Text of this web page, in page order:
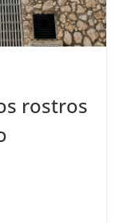
rostros